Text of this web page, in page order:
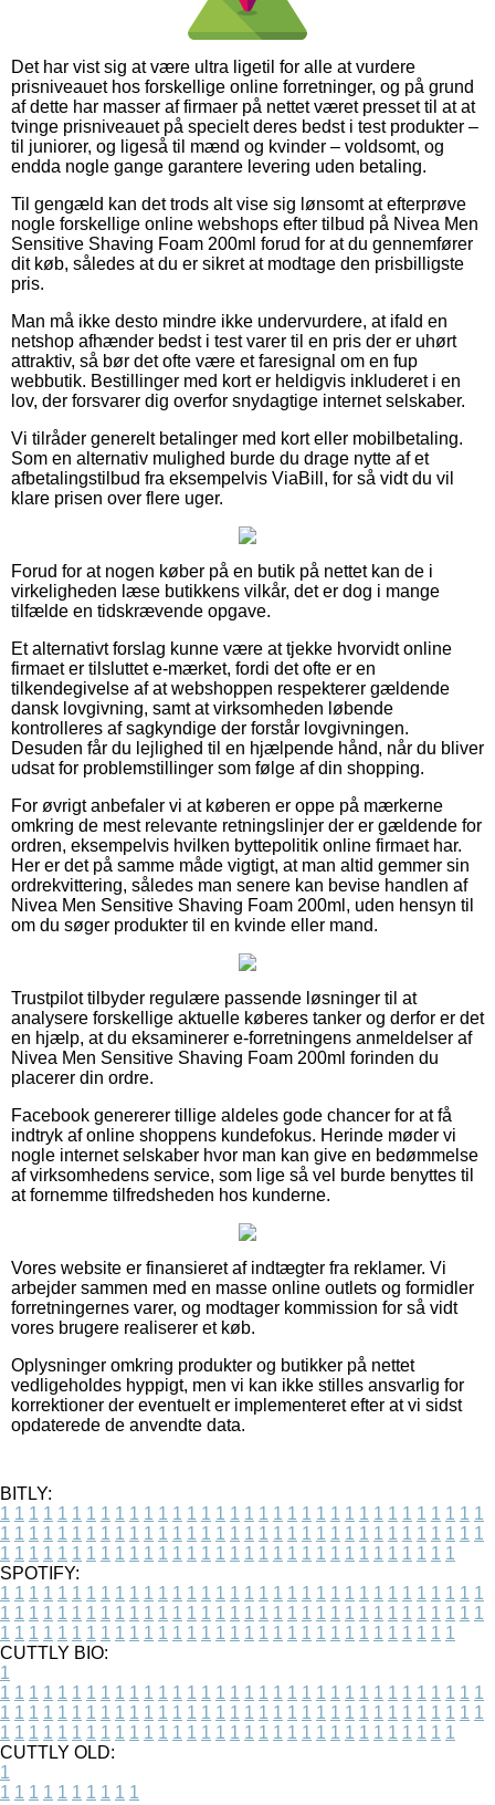
Det har vist sig at være ultra ligetil for alle at vurdere
prisniveauet hos forskellige online forretninger, og på grund
af dette har masser af firmaer på nettet været presset til at at
tvinge prisniveauet på specielt deres bedst i test produkter –
til juniorer, og ligeså til mænd og kvinder – voldsomt, og
endda nogle gange garantere levering uden betaling.
Til gengæld kan det trods alt vise sig lønsomt at efterprøve
nogle forskellige online webshops efter tilbud på Nivea Men
Sensitive Shaving Foam 200ml forud for at du gennemfører
dit køb, således at du er sikret at modtage den prisbilligste
pris.
Man må ikke desto mindre ikke undervurdere, at ifald en
netshop afhænder bedst i test varer til en pris der er uhørt
attraktiv, så bør det ofte være et faresignal om en fup
webbutik. Bestillinger med kort er heldigvis inkluderet i en
lov, der forsvarer dig overfor snydagtige internet selskaber.
Vi tilråder generelt betalinger med kort eller mobilbetaling.
Som en alternativ mulighed burde du drage nytte af et
afbetalingstilbud fra eksempelvis ViaBill, for så vidt du vil
klare prisen over flere uger.
Forud for at nogen køber på en butik på nettet kan de i
virkeligheden læse butikkens vilkår, det er dog i mange
tilfælde en tidskrævende opgave.
Et alternativt forslag kunne være at tjekke hvorvidt online
firmaet er tilsluttet e-mærket, fordi det ofte er en
tilkendegivelse af at webshoppen respekterer gældende
dansk lovgivning, samt at virksomheden løbende
kontrolleres af sagkyndige der forstår lovgivningen.
Desuden får du lejlighed til en hjælpende hånd, når du bliver
udsat for problemstillinger som følge af din shopping.
For øvrigt anbefaler vi at køberen er oppe på mærkerne
omkring de mest relevante retningslinjer der er gældende for
ordren, eksempelvis hvilken byttepolitik online firmaet har.
Her er det på samme måde vigtigt, at man altid gemmer sin
ordrekvittering, således man senere kan bevise handlen af
Nivea Men Sensitive Shaving Foam 200ml, uden hensyn til
om du søger produkter til en kvinde eller mand.
Trustpilot tilbyder regulære passende løsninger til at
analysere forskellige aktuelle køberes tanker og derfor er det
en hjælp, at du eksaminerer e-forretningens anmeldelser af
Nivea Men Sensitive Shaving Foam 200ml forinden du
placerer din ordre.
Facebook genererer tillige aldeles gode chancer for at få
indtryk af online shoppens kundefokus. Herinde møder vi
nogle internet selskaber hvor man kan give en bedømmelse
af virksomhedens service, som lige så vel burde benyttes til
at fornemme tilfredsheden hos kunderne.
Vores website er finansieret af indtægter fra reklamer. Vi
arbejder sammen med en masse online outlets og formidler
forretningernes varer, og modtager kommission for så vidt
vores brugere realiserer et køb.
Oplysninger omkring produkter og butikker på nettet
vedligeholdes hyppigt, men vi kan ikke stilles ansvarlig for
korrektioner der eventuelt er implementeret efter at vi sidst
opdaterede de anvendte data.
BITLY:
1 1 1 1 1 1 1 1 1 1 1 1 1 1 1 1 1 1 1 1 1 1 1 1 1 1 1 1 1 1 1 1 1 1
1 1 1 1 1 1 1 1 1 1 1 1 1 1 1 1 1 1 1 1 1 1 1 1 1 1 1 1 1 1 1 1 1 1
1 1 1 1 1 1 1 1 1 1 1 1 1 1 1 1 1 1 1 1 1 1 1 1 1 1 1 1 1 1 1 1
SPOTIFY:
1 1 1 1 1 1 1 1 1 1 1 1 1 1 1 1 1 1 1 1 1 1 1 1 1 1 1 1 1 1 1 1 1 1
1 1 1 1 1 1 1 1 1 1 1 1 1 1 1 1 1 1 1 1 1 1 1 1 1 1 1 1 1 1 1 1 1 1
1 1 1 1 1 1 1 1 1 1 1 1 1 1 1 1 1 1 1 1 1 1 1 1 1 1 1 1 1 1 1 1
CUTTLY BIO:
1
1 1 1 1 1 1 1 1 1 1 1 1 1 1 1 1 1 1 1 1 1 1 1 1 1 1 1 1 1 1 1 1 1 1
1 1 1 1 1 1 1 1 1 1 1 1 1 1 1 1 1 1 1 1 1 1 1 1 1 1 1 1 1 1 1 1 1 1
1 1 1 1 1 1 1 1 1 1 1 1 1 1 1 1 1 1 1 1 1 1 1 1 1 1 1 1 1 1 1 1
CUTTLY OLD:
1
1 1 1 1 1 1 1 1 1 1